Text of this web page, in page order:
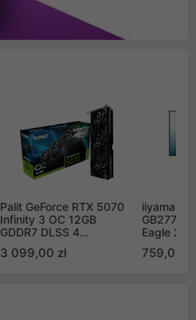
Palit GeForce RTX 5070
Infinity 3 OC 12GB
GDDR7 DLSS 4
GB2050S)
3 099,00 zł
iiyama G-
Eagle 27"
759,00 zł